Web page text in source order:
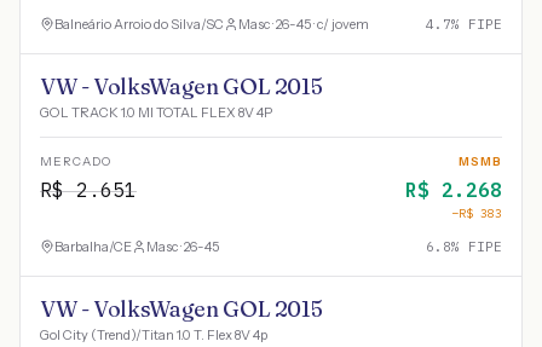
Balneário Arroio do Silva/SC Masc · 26-45 · c/ jovem 4.7% FIPE
VW - VolksWagen GOL 2015
GOL TRACK 1.0 MI TOTAL FLEX 8V 4P
MERCADO
R$2.651
MSMB
R$ 2.268
−R$ 383
Barbalha/CE Masc · 26-45 6.8% FIPE
VW - VolksWagen GOL 2015
Gol City (Trend)/Titan 1.0 T. Flex 8V 4p